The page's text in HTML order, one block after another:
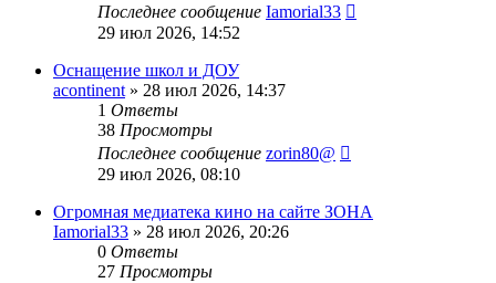
Последнее сообщение Iamorial33
29 июл 2026, 14:52
Оснащение школ и ДОУ
acontinent » 28 июл 2026, 14:37
1 Ответы
38 Просмотры
Последнее сообщение zorin80@
29 июл 2026, 08:10
Огромная медиатека кино на сайте ЗОНА
Iamorial33 » 28 июл 2026, 20:26
0 Ответы
27 Просмотры